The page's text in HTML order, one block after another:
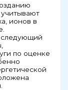
ионов в
следующий
по оценке